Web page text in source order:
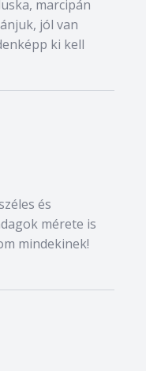
marcipán
jól van
ki kell
és
mérete is
mindekinek!